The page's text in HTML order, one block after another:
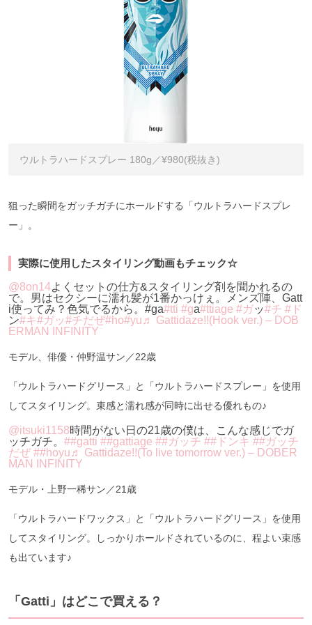
ウルトラハードスプレー 180g／¥980(税抜き)
狙った瞬間をガッチガチにホールドする「ウルトラハードスプレ
ー」。
実際に使用したスタイリング動画もチェック☆
@8on14よくセットの仕方&スタイリング剤を聞かれるの
で。男はセクシーに濡れ髪が1番かっけぇ。メンズ陣、Gatt
i使ってみ？色気でるから。#ga#tti #ga#ttiage #ガッ#チ #ド
ン#キ#ガッ#チだぜ#ho#yu♬ Gattidaze!!(Hook ver.) – DOB
ERMAN INFINITY
モデル、俳優・仲野温サン／22歳
「ウルトラハードグリース」と「ウルトラハードスプレー」を使用
してスタイリング。束感と濡れ感が同時に出せる優れもの♪
@itsuki1158時間がない日の21歳の僕は、こんな感じでガ
ッチガチ。 ##gatti ##gattiage ##ガッチ ##ドンキ ##ガッチ
だぜ ##hoyu♬ Gattidaze!!(To live tomorrow ver.) – DOBER
MAN INFINITY
モデル・上野一稀サン／21歳
「ウルトラハードワックス」と「ウルトラハードグリース」を使用
してスタイリング。しっかりホールドされているのに、程よい束感
も出ています♪
「Gatti」はどこで買える？